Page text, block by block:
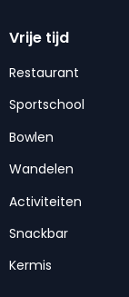
Vrije tijd
Restaurant
Sportschool
Bowlen
Wandelen
Activiteiten
Snackbar
Kermis